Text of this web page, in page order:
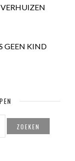
VERHUIZEN
GEEN KIND